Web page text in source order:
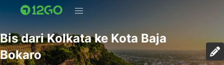
Bis dari Kolkata ke Kota Baja
Bokaro